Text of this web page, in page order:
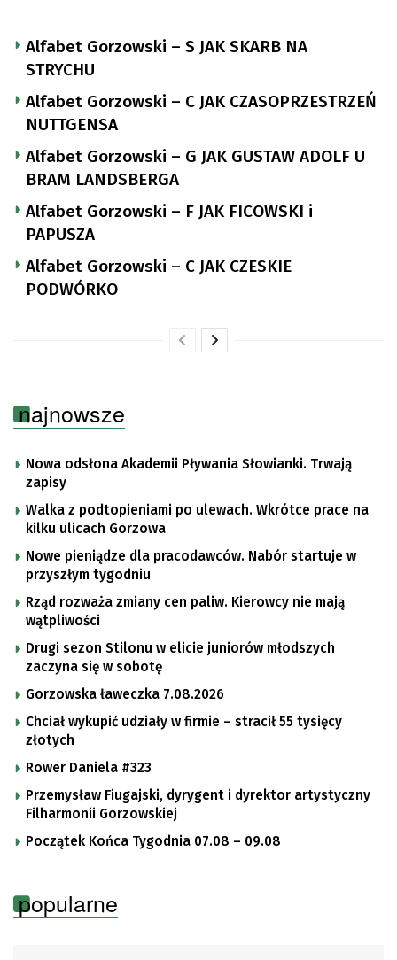
Alfabet Gorzowski – S JAK SKARB NA
STRYCHU
Alfabet Gorzowski – C JAK CZASOPRZESTRZEŃ
NUTTGENSA
Alfabet Gorzowski – G JAK GUSTAW ADOLF U
BRAM LANDSBERGA
Alfabet Gorzowski – F JAK FICOWSKI i
PAPUSZA
Alfabet Gorzowski – C JAK CZESKIE
PODWÓRKO
najnowsze
Nowa odsłona Akademii Pływania Słowianki. Trwają
zapisy
Walka z podtopieniami po ulewach. Wkrótce prace na
kilku ulicach Gorzowa
Nowe pieniądze dla pracodawców. Nabór startuje w
przyszłym tygodniu
Rząd rozważa zmiany cen paliw. Kierowcy nie mają
wątpliwości
Drugi sezon Stilonu w elicie juniorów młodszych
zaczyna się w sobotę
Gorzowska ławeczka 7.08.2026
Chciał wykupić udziały w firmie – stracił 55 tysięcy
złotych
Rower Daniela #323
Przemysław Fiugajski, dyrygent i dyrektor artystyczny
Filharmonii Gorzowskiej
Początek Końca Tygodnia 07.08 – 09.08
popularne